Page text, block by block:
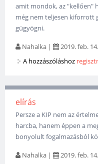
amit mondok, az "kellően"
még nem teljesen kiforrott
gügyögni.
Nahalka | 2019. feb.
A hozzászóláshoz
elírás
Persze a KIP nem az
harcba, hanem éppen a
bonyolult fogalmazásból
Nahalka | 2019. feb.